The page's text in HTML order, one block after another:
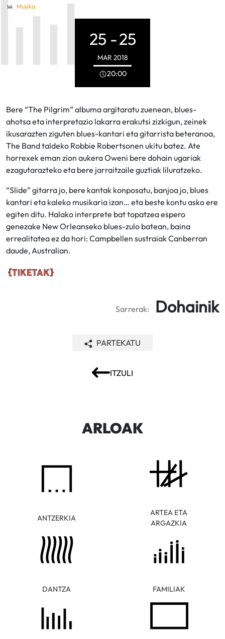
Musika
25 -25
MAR 2018
20:00
Bere “The Pilgrim” albuma argitaratu zuenean, blues-
ahotsa eta interpretazio lakarra erakutsi zizkigun, zeinek
ikusarazten ziguten blues-kantari eta gitarrista beteranoa,
The Band taldeko Robbie Robertsonen ukitu batez. Ate
horrexek eman zion aukera Oweni bere dohain ugariak
ezagutarazteko eta bere jarraitzaile guztiak liluratzeko.
“Slide” gitarra jo, bere kantak konposatu, banjoa jo, blues
kantari eta kaleko musikaria izan… eta beste kontu asko ere
egiten ditu. Halako interprete bat topatzea espero
genezake New Orleanseko blues-zulo batean, baina
errealitatea ez da hori: Campbellen sustraiak Canberran
daude, Australian.
Sarrerak: Dohainik
ITZULI
PARTEKATU
ARLOAK
ANTZERKIA
ARTEA ETA
ARGAZKIA
DANTZA FAMILIAK